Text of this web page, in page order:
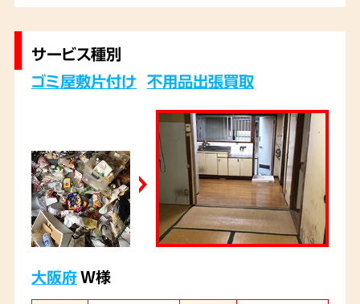
食品が腐敗しています。状況がわかれば、あと
状況でも、確実に片付けます。依頼者様は「頼ん
でよかった」とおっしゃって下さいました。
サービス種別
ゴミ屋敷片付け 不用品出張買取
大阪府W様